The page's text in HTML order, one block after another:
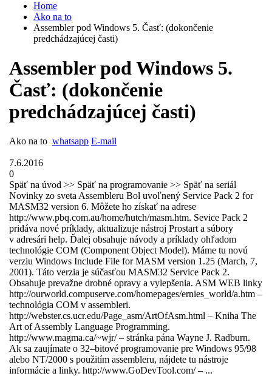
Home
Ako na to
Assembler pod Windows 5. Časť: (dokončenie
predchádzajúcej časti)
Assembler pod Windows 5.
Časť: (dokončenie
predchádzajúcej časti)
Ako na to whatsapp E-mail
7.6.2016
0
Späť na úvod >> Späť na programovanie >> Späť na seriál
Novinky zo sveta Assembleru Bol uvoľnený Service Pack 2 for
MASM32 version 6. Môžete ho získať na adrese
http://www.pbq.com.au/home/hutch/masm.htm. Sevice Pack 2
pridáva nové príklady, aktualizuje nástroj Prostart a súbory
v adresári help. Ďalej obsahuje návody a príklady ohľadom
technológie COM (Component Object Model). Máme tu novú
verziu Windows Include File for MASM version 1.25 (March, 7,
2001). Táto verzia je súčasťou MASM32 Service Pack 2.
Obsahuje prevažne drobné opravy a vylepšenia. ASM WEB linky
http://ourworld.compuserve.com/homepages/ernies_world/a.htm –
technológia COM v assembleri.
http://webster.cs.ucr.edu/Page_asm/ArtOfAsm.html – Kniha The
Art of Assembly Language Programming.
http://www.magma.ca/~wjr/ – stránka pána Wayne J. Radburn.
Ak sa zaujímate o 32–bitové programovanie pre Windows 95/98
alebo NT/2000 s použitím assembleru, nájdete tu nástroje
informácie a linky. http://www.GoDevTool.com/ – ...